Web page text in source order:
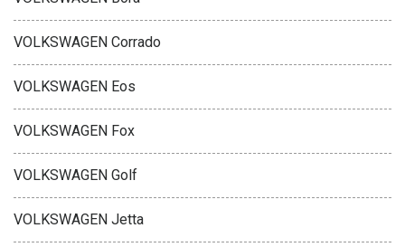
VOLKSWAGEN Corrado
VOLKSWAGEN Eos
VOLKSWAGEN Fox
VOLKSWAGEN Golf
VOLKSWAGEN Jetta